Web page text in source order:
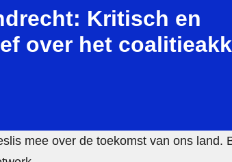
Kritisch en
over het
mee over de toekomst van ons land.